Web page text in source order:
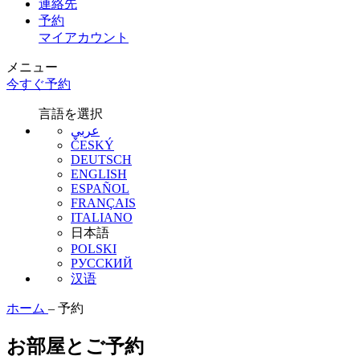
連絡先
予約
マイアカウント
メニュー
今すぐ予約
言語を選択
عربي
ČESKÝ
DEUTSCH
ENGLISH
ESPAÑOL
FRANÇAIS
ITALIANO
日本語
POLSKI
РУССКИЙ
汉语
ホーム – 予約
お部屋とご予約